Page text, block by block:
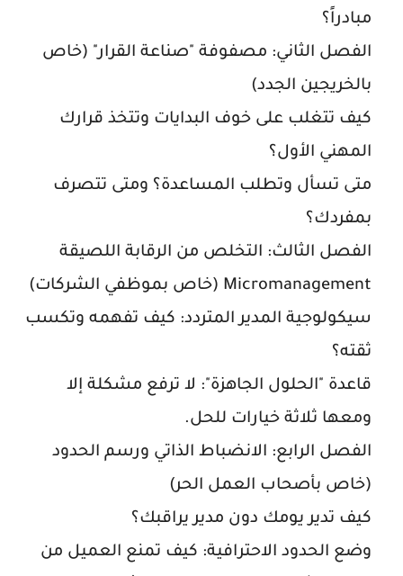
مبادراً؟
الفصل الثاني: مصفوفة "صناعة القرار" (خاص
بالخريجين الجدد)
كيف تتغلب على خوف البدايات وتتخذ قرارك
المهني الأول؟
متى تسأل وتطلب المساعدة؟ ومتى تتصرف
بمفردك؟
الفصل الثالث: التخلص من الرقابة اللصيقة
Micromanagement (خاص بموظفي الشركات)
سيكولوجية المدير المتردد: كيف تفهمه وتكسب
ثقته؟
قاعدة "الحلول الجاهزة": لا ترفع مشكلة إلا
ومعها ثلاثة خيارات للحل.
الفصل الرابع: الانضباط الذاتي ورسم الحدود
(خاص بأصحاب العمل الحر)
كيف تدير يومك دون مدير يراقبك؟
وضع الحدود الاحترافية: كيف تمنع العميل من